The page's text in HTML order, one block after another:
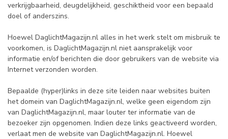
verkrijgbaarheid, deugdelijkheid, geschiktheid voor een bepaald
doel of anderszins.
Hoewel DaglichtMagazijn.nl alles in het werk stelt om misbruik te
voorkomen, is DaglichtMagazijn.nl niet aansprakelijk voor
informatie en/of berichten die door gebruikers van de website via
Internet verzonden worden.
Bepaalde (hyper)links in deze site leiden naar websites buiten
het domein van DaglichtMagazijn.nl, welke geen eigendom zijn
van DaglichtMagazijn.nl, maar louter ter informatie van de
bezoeker zijn opgenomen. Indien deze links geactiveerd worden,
verlaat men de website van DaglichtMagazijn.nl. Hoewel